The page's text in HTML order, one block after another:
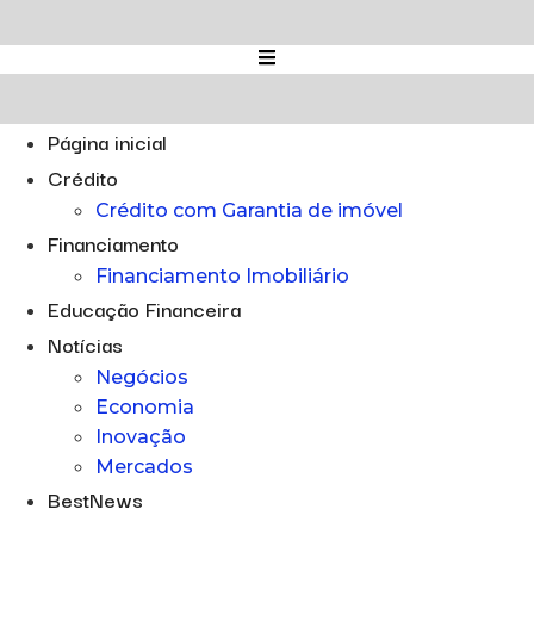
para
o
Página inicial
Crédito
Crédito com Garantia de imóvel
Financiamento
Financiamento Imobiliário
Educação Financeira
Notícias
Negócios
Economia
Inovação
Mercados
BestNews